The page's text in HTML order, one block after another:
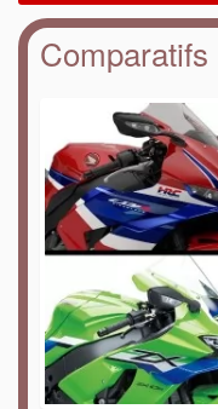
Comparatifs